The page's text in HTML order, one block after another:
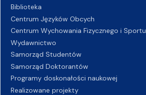
Biblioteka
Centrum Języków Obcych
Centrum Wychowania Fizycznego i Sportu
Wydawnictwo
Samorząd Studentów
Samorząd Doktorantów
Programy doskonałości naukowej
Realizowane projekty